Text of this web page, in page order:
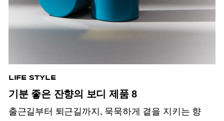
LIFE STYLE
기분 좋은 잔향의 보디 제품 8
출근길부터 퇴근길까지, 묵묵하게 곁을 지키는 향